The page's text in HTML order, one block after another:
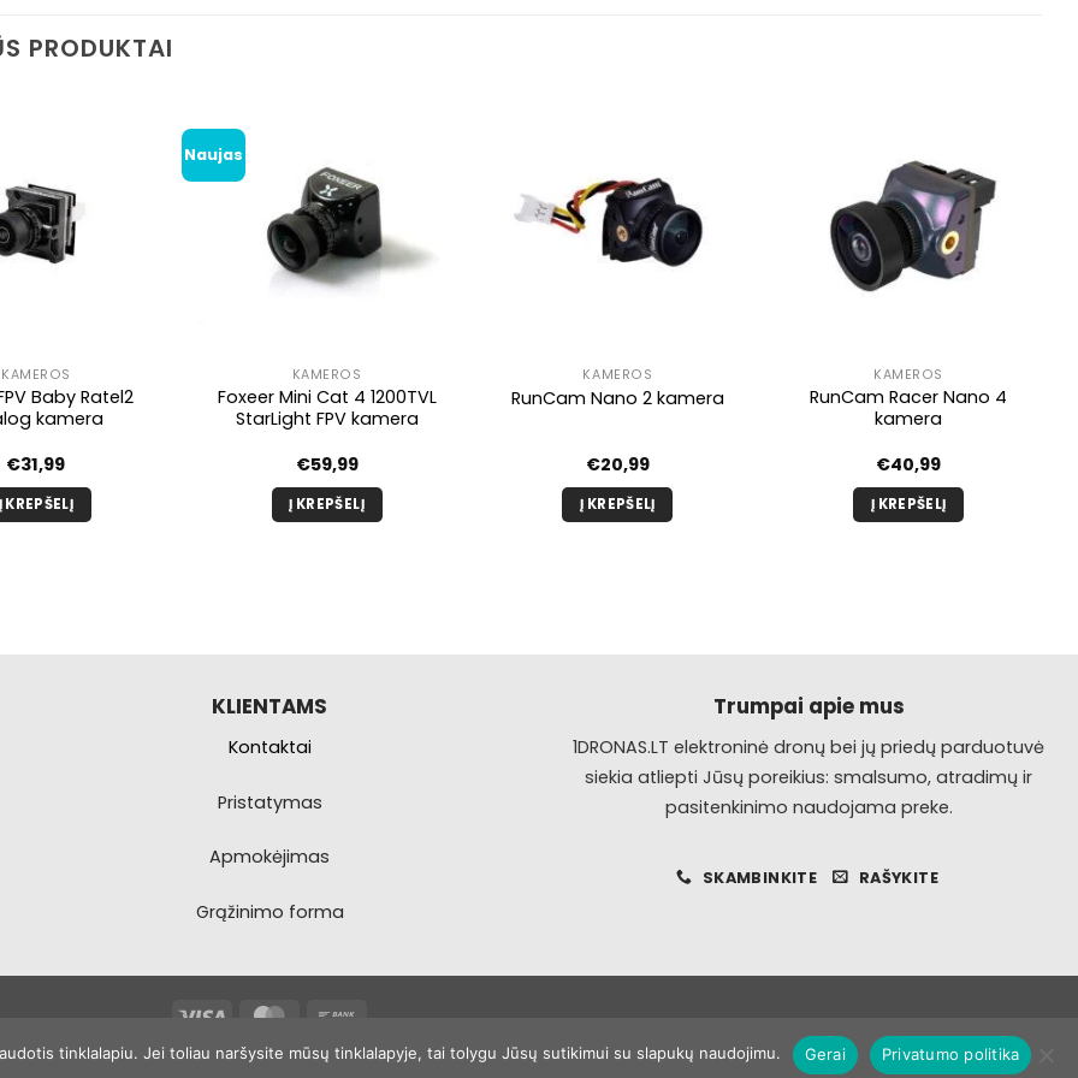
PRODUKTAI
KAMEROS
Baby Ratel2
kamera
€31,99
Į KREPŠELĮ
Naujas
KAMEROS
Foxeer Mini Cat 4 1200TVL
StarLight FPV kamera
€59,99
Į KREPŠELĮ
KAMEROS
RunCam Nano 2 kamera
€20,99
Į KREPŠELĮ
KAMEROS
RunCam Racer Nano 4
kamera
€40,99
Į KREPŠELĮ
KLIENTAMS
Kontaktai
Pristatymas
Apmokėjimas
Grąžinimo forma
Trumpai apie mus
1DRONAS.LT elektroninė dronų bei jų priedų parduotuvė
siekia atliepti Jūsų poreikius: smalsumo, atradimų ir
pasitenkinimo naudojama preke.
SKAMBINKITE RAŠYKITE
Visa MasterCard
Transfer
Copyright 2026 ©1dronas.lt
tinklalapiu. Jei toliau naršysite mūsų tinklalapyje, tai tolygu Jūsų sutikimui su slapukų naudojimu. Gerai Privatumo politika